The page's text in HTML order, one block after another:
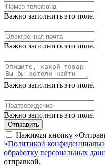
Важно заполнить это поле.
Важно заполнить это поле.
Важно заполнить это поле.
Важно заполнить это поле.
Отправить
Нажимая кнопку
«Политикой
обработку персональных
отправкой.